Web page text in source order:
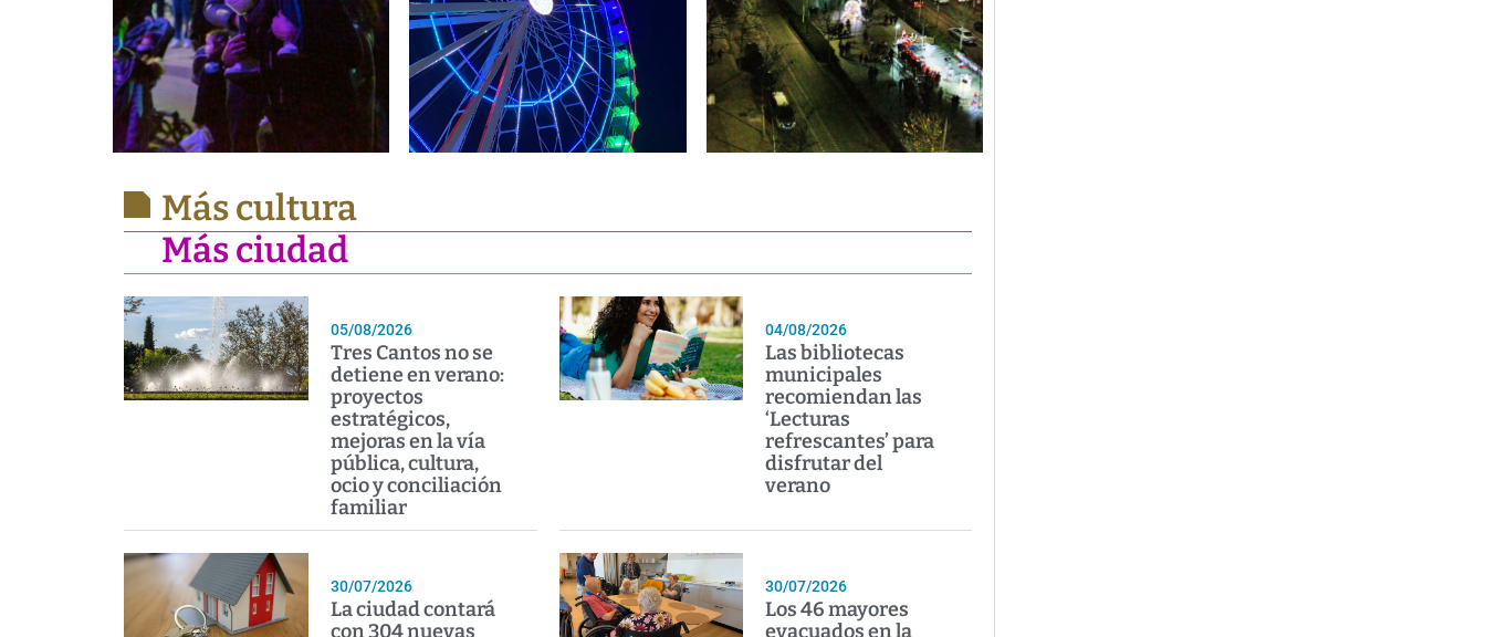
Más cultura
Más ciudad
05/08/2026
Tres Cantos no se
detiene en verano:
proyectos
estratégicos,
mejoras en la vía
pública, cultura,
ocio y conciliación
familiar
04/08/2026
Las bibliotecas
municipales
recomiendan las
‘Lecturas
refrescantes’ para
disfrutar del
verano
30/07/2026
La ciudad contará
con 304 nuevas
30/07/2026
Los 46 mayores
evacuados en la